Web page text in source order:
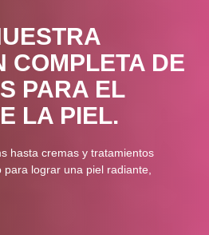
COMPLETA DE
PARA EL
LA PIEL.
hasta cremas y tratamientos
lograr una piel radiante,